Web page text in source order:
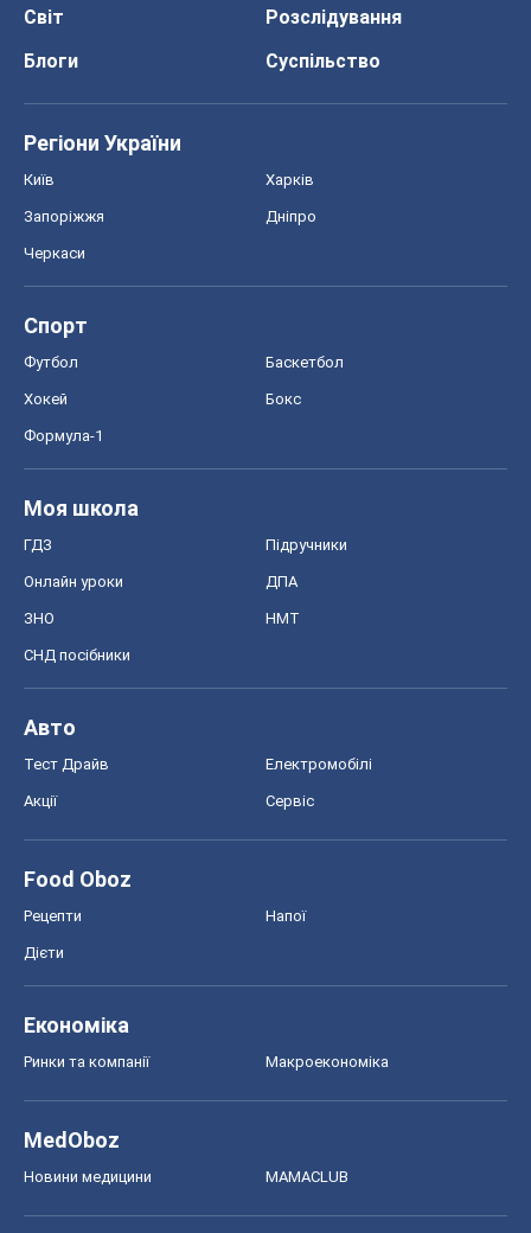
Світ
Розслідування
Блоги
Суспільство
Регіони України
Київ Харків
Запоріжжя Дніпро
Черкаси
Спорт
Футбол Баскетбол
Хокей Бокс
Формула-1
Моя школа
ГДЗ Підручники
Онлайн уроки ДПА
ЗНО НМТ
СНД посібники
Авто
Тест Драйв Електромобілі
Акції Сервіс
Food Oboz
Рецепти Напої
Дієти
Економіка
Ринки та компанії Макроекономіка
MedOboz
Новини медицини MAMACLUB